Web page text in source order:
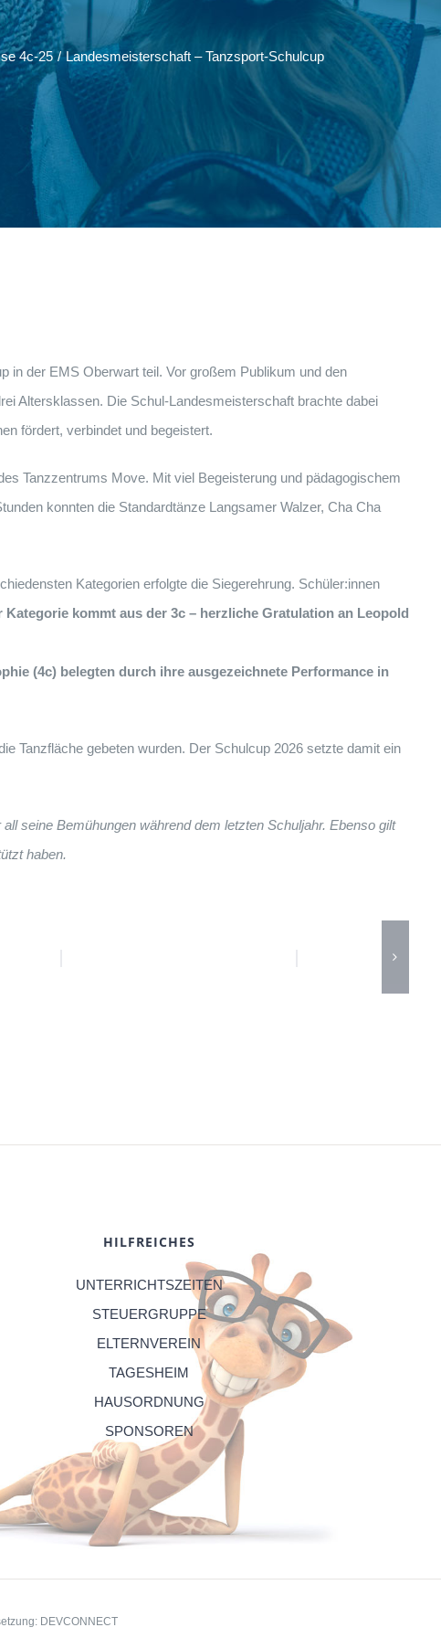
4c-25 / Landesmeisterschaft – Tanzsport-Schulcup
in der EMS Oberwart teil. Vor großem Publikum und den
Altersklassen. Die Schul-Landesmeisterschaft brachte dabei
fördert, verbindet und begeistert.
Tanzzentrums Move. Mit viel Begeisterung und pädagogischem
konnten die Standardtänze Langsamer Walzer, Cha Cha
Kategorien erfolgte die Siegerehrung. Schüler:innen
Kategorie kommt aus der 3c – herzliche Gratulation an Leopold
(4c) belegten durch ihre ausgezeichnete Performance in
Tanzfläche gebeten wurden. Der Schulcup 2026 setzte damit ein
seine Bemühungen während dem letzten Schuljahr. Ebenso gilt
haben.
HILFREICHES
UNTERRICHTSZEITEN
STEUERGRUPPE
ELTERNVEREIN
TAGESHEIM
HAUSORDNUNG
SPONSOREN
DEVCONNECT